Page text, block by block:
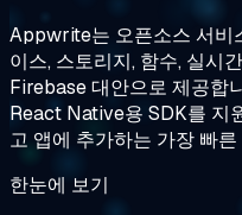
Appwrite는 오픈소스 서비
이스, 스토리지, 함수, 실시
Firebase 대안으로 제공합
React Native용 SDK를 지
고 앱에 추가하는 가장 빠
한눈에 보기